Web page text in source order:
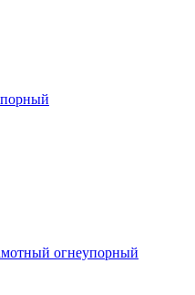
огнеупорный